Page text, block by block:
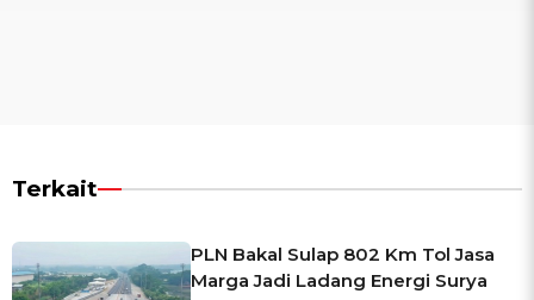
Terkait
PLN Bakal Sulap 802 Km Tol Jasa
Marga Jadi Ladang Energi Surya